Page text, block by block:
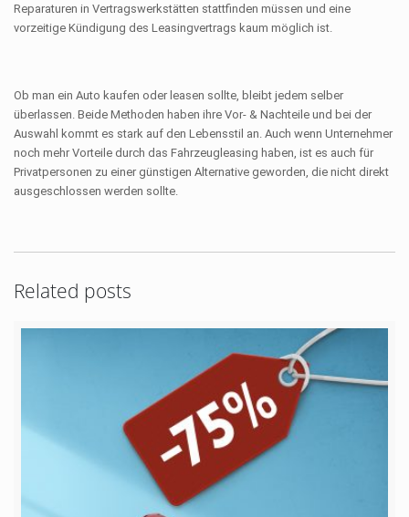
Reparaturen in Vertragswerkstätten stattfinden müssen und eine
vorzeitige Kündigung des Leasingvertrags kaum möglich ist.
Ob man ein Auto kaufen oder leasen sollte, bleibt jedem selber
überlassen. Beide Methoden haben ihre Vor- & Nachteile und bei der
Auswahl kommt es stark auf den Lebensstil an. Auch wenn Unternehmer
noch mehr Vorteile durch das Fahrzeugleasing haben, ist es auch für
Privatpersonen zu einer günstigen Alternative geworden, die nicht direkt
ausgeschlossen werden sollte.
Related posts